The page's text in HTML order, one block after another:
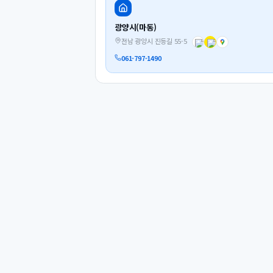
광양시(마동)
전남 광양시 진등길 55-5
061-797-1490